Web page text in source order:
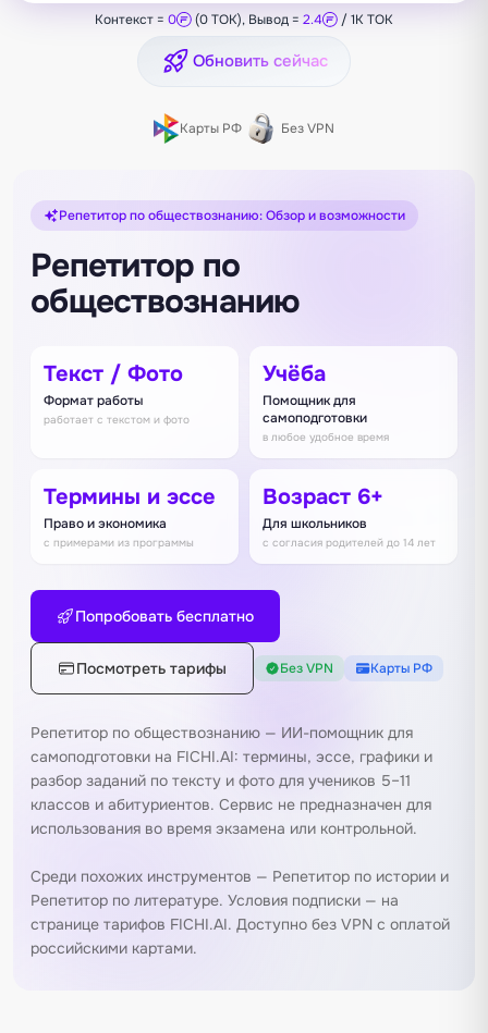
Контекст = 0 (0 TOK), Вывод = 2.4 / 1K TOK
Обновить сейчас
Карты РФ Без VPN
Репетитор по обществознанию: Обзор и возможности
Репетитор по
обществознанию
Текст / Фото
Формат работы
работает с текстом и фото
Учёба
Помощник для
самоподготовки
в любое удобное время
Термины и эссе
Право и экономика
с примерами из программы
Возраст 6+
Для школьников
с согласия родителей до 14 лет
Попробовать бесплатно
Посмотреть тарифы Без VPN Карты РФ
Репетитор по обществознанию — ИИ-помощник для
самоподготовки на FICHI.AI: термины, эссе, графики и
разбор заданий по тексту и фото для учеников 5–11
классов и абитуриентов. Сервис не предназначен для
использования во время экзамена или контрольной.
Среди похожих инструментов — Репетитор по истории и
Репетитор по литературе. Условия подписки — на
странице тарифов FICHI.AI. Доступно без VPN с оплатой
российскими картами.